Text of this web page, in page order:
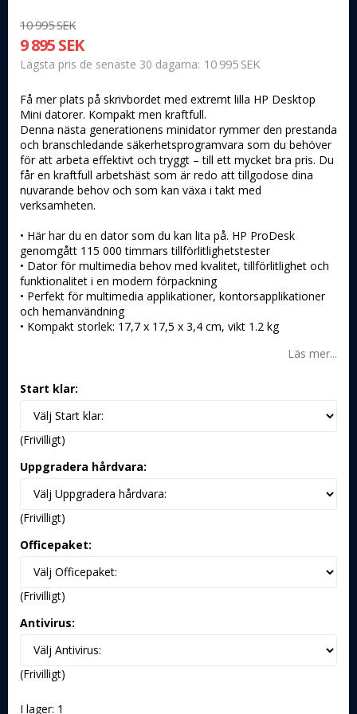
10 995 SEK
9 895 SEK
Lägsta pris de senaste 30 dagarna 10 995 SEK
Få mer plats på skrivbordet med extremt lilla HP Desktop
Mini datorer. Kompakt men kraftfull.
Denna nästa generationens minidator rymmer den prestanda
och branschledande säkerhetsprogramvara som du behöver
för att arbeta effektivt och tryggt – till ett mycket bra pris. Du
får en kraftfull arbetshäst som är redo att tillgodose dina
nuvarande behov och som kan växa i takt med
verksamheten.
• Här har du en dator som du kan lita på. HP ProDesk
genomgått 115 000 timmars tillförlitlighetstester
• Dator för multimedia behov med kvalitet, tillförlitlighet och
funktionalitet i en modern förpackning
• Perfekt för multimedia applikationer, kontorsapplikationer
och hemanvändning
• Kompakt storlek: 17,7 x 17,5 x 3,4 cm, vikt 1.2 kg
Läs mer...
Start klar:
(Frivilligt)
Uppgradera hårdvara:
(Frivilligt)
Officepaket:
(Frivilligt)
Antivirus:
(Frivilligt)
I lager: 1